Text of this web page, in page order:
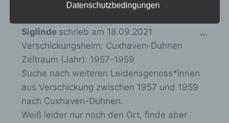
Siglinde schrieb am 18.09.2021
Verschickungsheim: Cuxhaven-Duhnen
Zeitraum (Jahr): 1957-1959
Suche nach weiteren Leidensgenoss*innen
aus Verschickung zwischen 1957 und 1959
nach Cuxhaven-Duhnen.
Weiß leider nur noch den Ort, finde aber
...
die Anpassung oder Veränderung, das
die Offenlegung durch Übermittlung,
Bereitstellung, den Abgleich oder die
Verknüpfung, die Einschränkung, das
Löschen oder die Vernichtung.
d) Einschränkung der Verarbeitung
Datenschutzbedingungen